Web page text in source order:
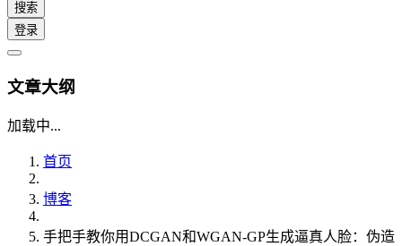
搜索
登录
文章大纲
加载中...
首页
博客
手把手教你用DCGAN和WGAN-GP生成逼真人脸：伪造